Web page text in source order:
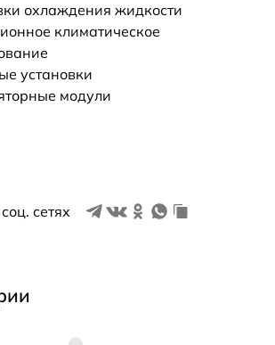
охлаждения жидкости
климатическое
установки
модули
сетях